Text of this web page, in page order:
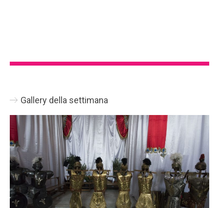
Gallery della settimana